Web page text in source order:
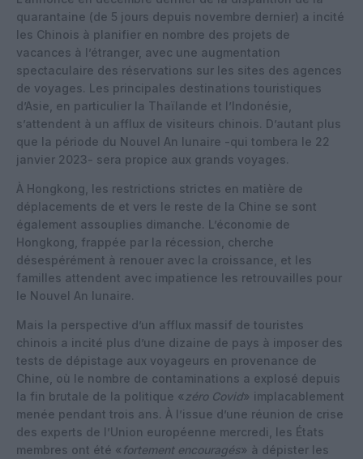
quarantaine (de 5 jours depuis novembre dernier) a incité
les Chinois à planifier en nombre des projets de
vacances à l’étranger, avec une augmentation
spectaculaire des réservations sur les sites des agences
de voyages. Les principales destinations touristiques
d’Asie, en particulier la Thaïlande et l’Indonésie,
s’attendent à un afflux de visiteurs chinois. D’autant plus
que la période du Nouvel An lunaire -qui tombera le 22
janvier 2023- sera propice aux grands voyages.
À Hongkong, les restrictions strictes en matière de
déplacements de et vers le reste de la Chine se sont
également assouplies dimanche. L’économie de
Hongkong, frappée par la récession, cherche
désespérément à renouer avec la croissance, et les
familles attendent avec impatience les retrouvailles pour
le Nouvel An lunaire.
Mais la perspective d’un afflux massif de touristes
chinois a incité plus d’une dizaine de pays à imposer des
tests de dépistage aux voyageurs en provenance de
Chine, où le nombre de contaminations a explosé depuis
la fin brutale de la politique « zéro Covid» implacablement
menée pendant trois ans. À l’issue d’une réunion de crise
des experts de l’Union européenne mercredi, les États
membres ont été « fortement encouragés» à dépister les